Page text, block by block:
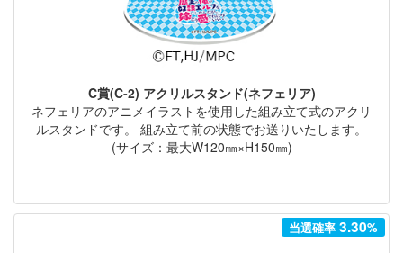
C賞(C-2) アクリルスタンド(ネフェリア)
ネフェリアのアニメイラストを使用した組み立て式のアクリ
ルスタンドです。 組み立て前の状態でお送りいたします。
(サイズ：最大W120㎜×H150㎜)
当選確率3.30%